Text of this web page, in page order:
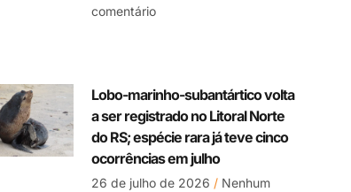
comentário
Lobo-marinho-subantártico volta
a ser registrado no Litoral Norte
do RS; espécie rara já teve cinco
ocorrências em julho
26 de julho de 2026 Nenhum